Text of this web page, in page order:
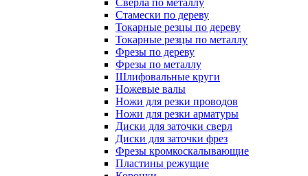
Сверла по металлу
Стамески по дереву
Токарные резцы по дереву
Токарные резцы по металлу
Фрезы по дереву
Фрезы по металлу
Шлифовальные круги
Ножевые валы
Ножи для резки проводов
Ножи для резки арматуры
Диски для заточки сверл
Диски для заточки фрез
Фрезы кромкоскалывающие
Пластины режущие